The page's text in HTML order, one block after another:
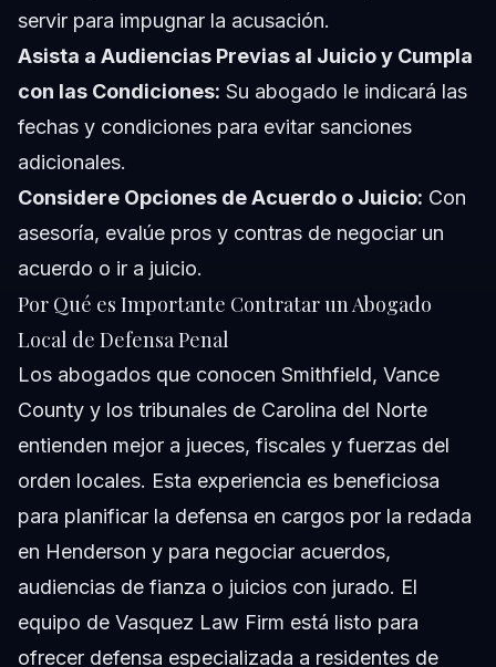
servir para impugnar la acusación.
Asista a Audiencias Previas al Juicio y Cumpla
con las Condiciones: Su abogado le indicará las
fechas y condiciones para evitar sanciones
adicionales.
Considere Opciones de Acuerdo o Juicio: Con
asesoría, evalúe pros y contras de negociar un
acuerdo o ir a juicio.
Por Qué es Importante Contratar un Abogado
Local de Defensa Penal
Los abogados que conocen Smithfield, Vance
County y los tribunales de Carolina del Norte
entienden mejor a jueces, fiscales y fuerzas del
orden locales. Esta experiencia es beneficiosa
para planificar la defensa en cargos por la redada
en Henderson y para negociar acuerdos,
audiencias de fianza o juicios con jurado. El
equipo de Vasquez Law Firm está listo para
ofrecer defensa especializada a residentes de